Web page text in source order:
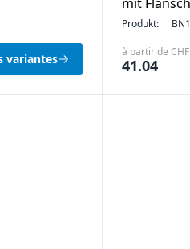
variantes
Produkt:
à partir de
41.04